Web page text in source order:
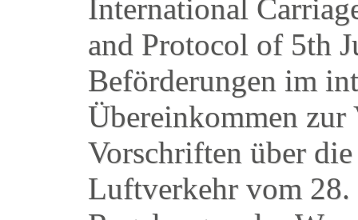
International
and Protocol of 5th
Beförderungen im
Übereinkommen
Vorschriften über
Luftverkehr vom